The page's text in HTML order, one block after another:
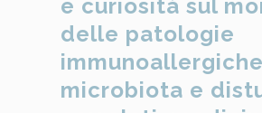
e curiosità sul
delle patologie
microbiota e